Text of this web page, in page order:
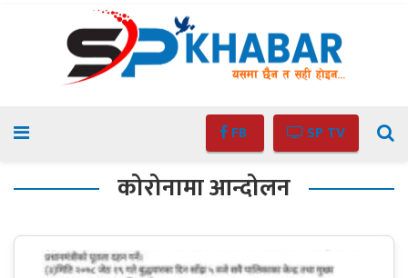
FB SP TV
कोरोनामा आन्दोलन